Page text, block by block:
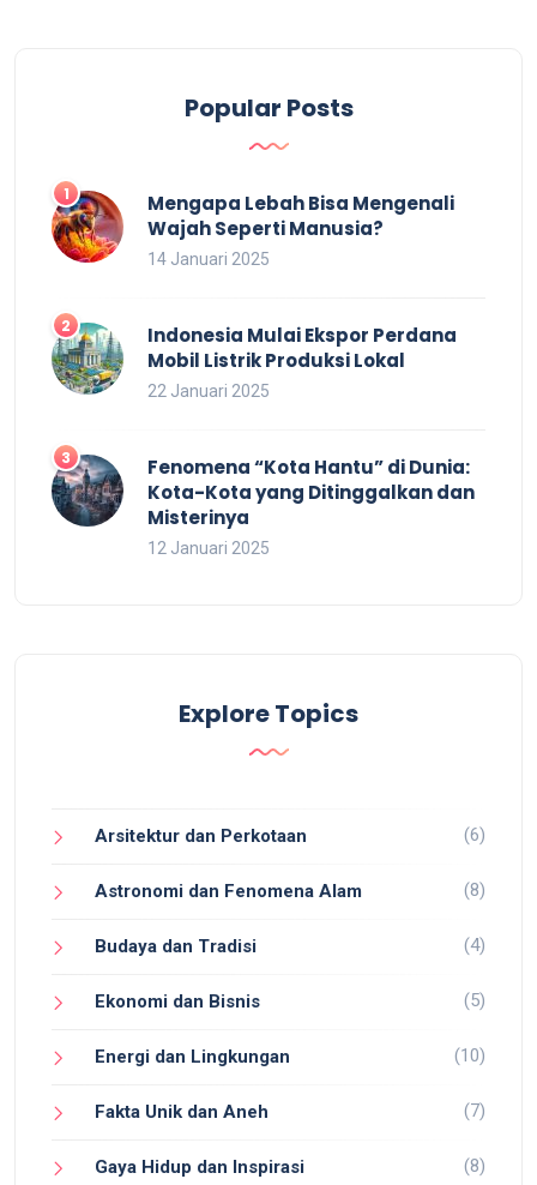
Popular Posts
Mengapa Lebah Bisa Mengenali
Wajah Seperti Manusia?
14 Januari 2025
Indonesia Mulai Ekspor Perdana
Mobil Listrik Produksi Lokal
22 Januari 2025
Fenomena “Kota Hantu” di Dunia:
Kota-Kota yang Ditinggalkan dan
Misterinya
12 Januari 2025
Explore Topics
Arsitektur dan Perkotaan (6)
Astronomi dan Fenomena Alam (8)
Budaya dan Tradisi (4)
Ekonomi dan Bisnis (5)
Energi dan Lingkungan (10)
Fakta Unik dan Aneh (7)
Gaya Hidup dan Inspirasi (8)